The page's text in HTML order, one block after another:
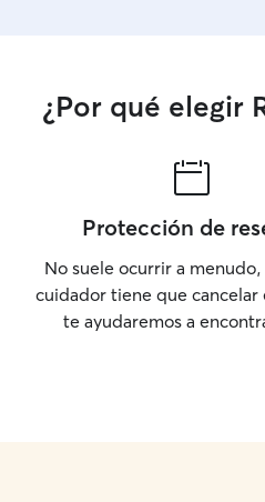
¿Por qué elegir
Protección de
No suele ocurrir a
cuidador tiene que cancelar
te ayudaremos a